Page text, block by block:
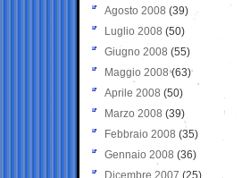
Agosto 2008 (39)
Luglio 2008 (50)
Giugno 2008 (55)
Maggio 2008(63)
Aprile 2008 (50)
Marzo 2008 (39)
Febbraio 2008 (35)
Gennaio 2008 (36)
Dicembre 2007 (25)